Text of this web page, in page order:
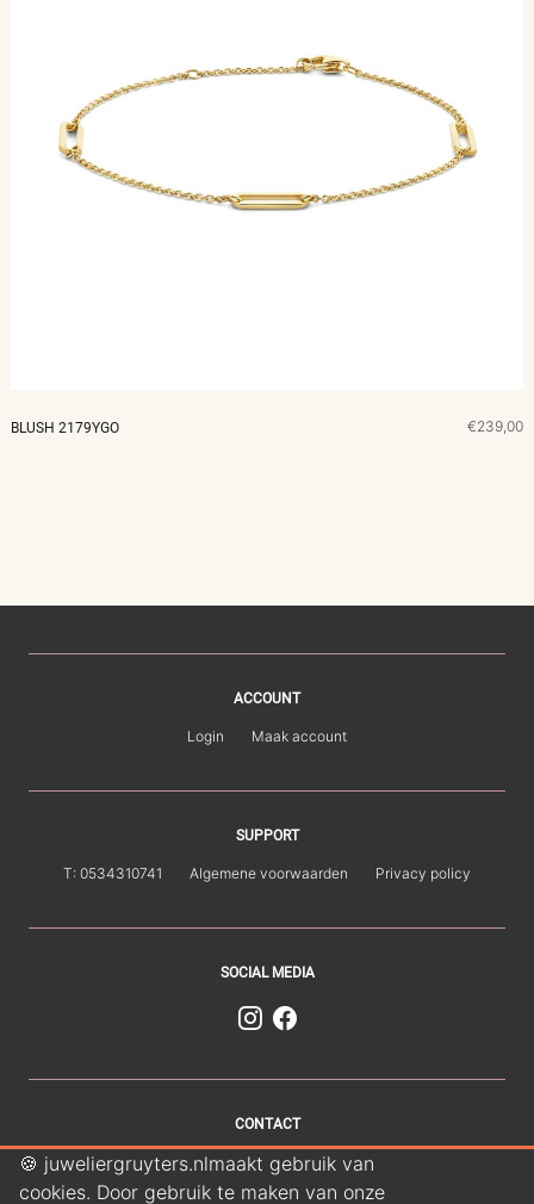
BLUSH 2179YGO €239,00
ACCOUNT
Login Maak account
SUPPORT
T: 0534310741 Algemene voorwaarden Privacy policy
SOCIAL MEDIA
CONTACT
Juwelier Gruyters Van Loenshof 1
7511 HE Enschede
E: info@juweliergruyters.eu
T: 0534310741
🍪 juweliergruyters.nlmaakt gebruik van
cookies. Door gebruik te maken van onze